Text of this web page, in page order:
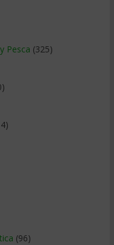
Pesca (325)
(96)